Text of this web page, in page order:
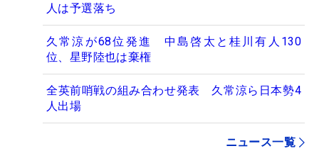
人は予選落ち
久常涼が68位発進 中島啓太と桂川有人130
位、星野陸也は棄権
全英前哨戦の組み合わせ発表 久常涼ら日本勢4
人出場
ニュース一覧